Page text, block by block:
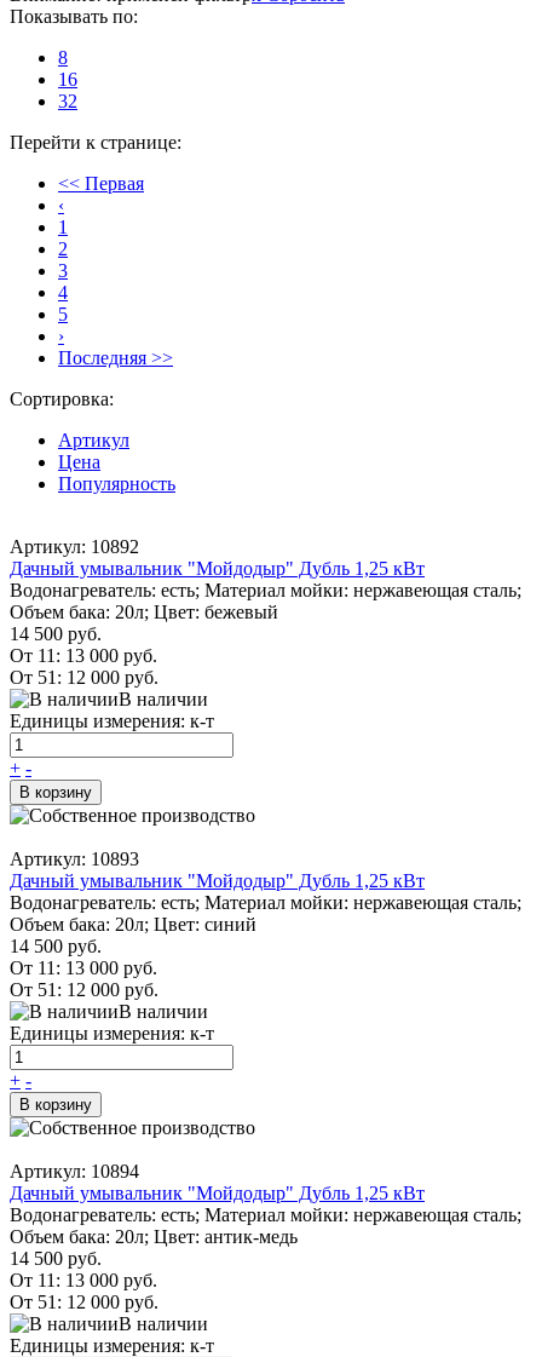
Показывать по:
8
16
32
Перейти к странице:
<< Первая
‹
1
2
3
4
5
›
Последняя >>
Сортировка:
Артикул
Цена
Популярность
Артикул: 10892
Дачный умывальник "Мойдодыр" Дубль 1,25 кВт
Водонагреватель: есть; Материал мойки: нержавеющая сталь;
Объем бака: 20л; Цвет: бежевый
14 500 руб.
От 11: 13 000 руб.
От 51: 12 000 руб.
В наличии
Единицы измерения: к-т
+ -
В корзину
Артикул: 10893
Дачный умывальник "Мойдодыр" Дубль 1,25 кВт
Водонагреватель: есть; Материал мойки: нержавеющая сталь;
Объем бака: 20л; Цвет: синий
14 500 руб.
От 11: 13 000 руб.
От 51: 12 000 руб.
В наличии
Единицы измерения: к-т
+ -
В корзину
Артикул: 10894
Дачный умывальник "Мойдодыр" Дубль 1,25 кВт
Водонагреватель: есть; Материал мойки: нержавеющая сталь;
Объем бака: 20л; Цвет: антик-медь
14 500 руб.
От 11: 13 000 руб.
От 51: 12 000 руб.
В наличии
Единицы измерения: к-т